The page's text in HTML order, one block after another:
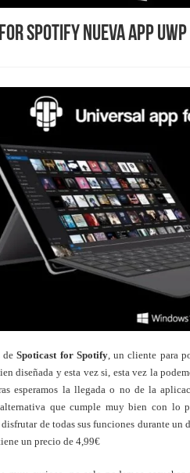
Spotify nueva app
deSpoticast for Spotify, un cliente para
diseñada y esta vez si, esta vez la
esperamos la llegada o no de la
que cumple muy bien con lo
de todas sus funciones durante
un precio de 4,99€